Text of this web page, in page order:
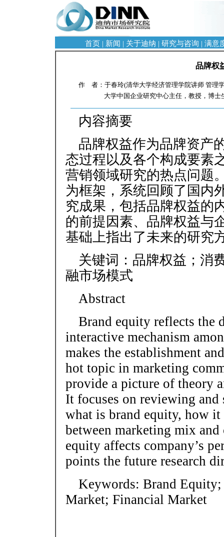
首页 | 新闻 | 关于迪纳 | 研究与咨询 | 满意
品牌权
作 者：于春玲(清华大学经济管理学院讲师 管理
大学中国企业研究中心主任，教授，
内容摘要
品牌权益作为品牌资产
态过程以及各个构成要素
营销领域研究的热点问题
为框架，系统回顾了国内
究成果，包括品牌权益的
的前提因素、品牌权益与
基础上指出了未来的研究
关键词：品牌权益；消
融市场模式
Abstract
Brand equity reflects the
interactive mechanism
makes the establishment
hot topic in marketing
provide a picture of theory
It focuses on reviewing
what is brand equity, how
between marketing mix
equity affects company’s
points the future research
Keywords: Brand
Market; Financial Market